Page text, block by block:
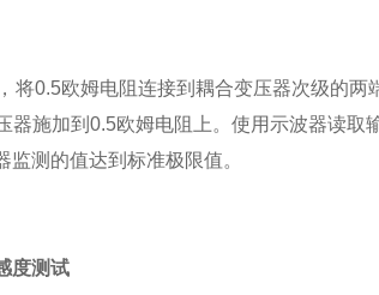
将0.5欧姆电阻连接到耦合变压器次级的
器施加到0.5欧姆电阻上。使用示波器读
测的值达到标准极限值。
度测试